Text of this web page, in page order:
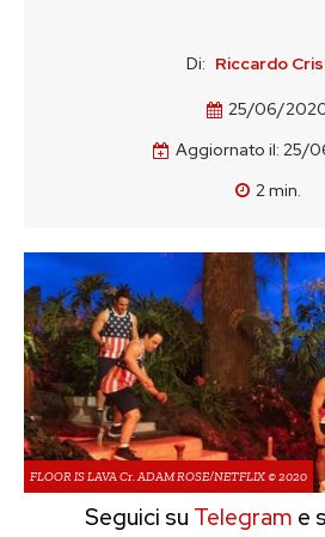
Di: Riccardo
25/06/
Aggiornato il: 25/
2min.
FLOOR IS LAVA Cr. ADAM ROSE/NETFLIX © 2020
Seguici su Telegram e